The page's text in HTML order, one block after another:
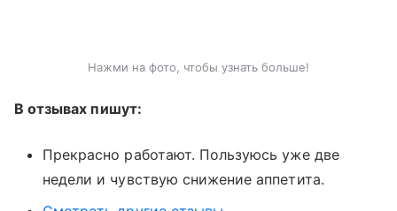
Нажми на фото, чтобы узнать больше!
В отзывах пишут:
Прекрасно работают. Пользуюсь уже две
недели и чувствую снижение аппетита.